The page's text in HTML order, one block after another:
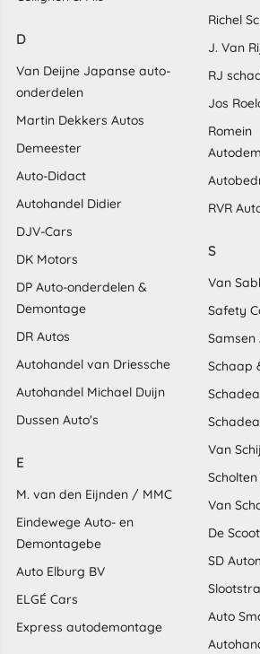
D
Van Deijne Japanse auto-
onderdelen
Martin Dekkers Autos
Demeester
Auto-Didact
Autohandel Didier
DJV-Cars
DK Motors
DP Auto-onderdelen &
Demontage
DR Autos
Autohandel van Driessche
Autohandel Michael Duijn
Dussen Auto's
E
M. van den Eijnden / MMC
Eindewege Auto- en
Demontagebe
Auto Elburg BV
ELGÉ Cars
Express autodemontage
Richel
J. Van
RJ
Jos
Romein
RVR
S
Van
Safety
Schaap
Van
Van
De
SD
Auto